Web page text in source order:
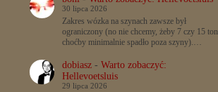
30 lipca 2026
Zakres wózka na szynach zawsze był
ograniczony (no nie chcemy, żeby 7 czy 15 ton
choćby minimalnie spadło poza szyny).…
dobiasz- Warto zobaczyć:
Hellevoetsluis
29 lipca 2026